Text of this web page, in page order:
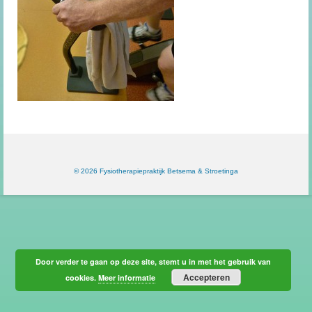
© 2026 Fysiotherapiepraktijk Betsema & Stroetinga
Door verder te gaan op deze site, stemt u in met het gebruik van
cookies.Meer informatie Accepteren